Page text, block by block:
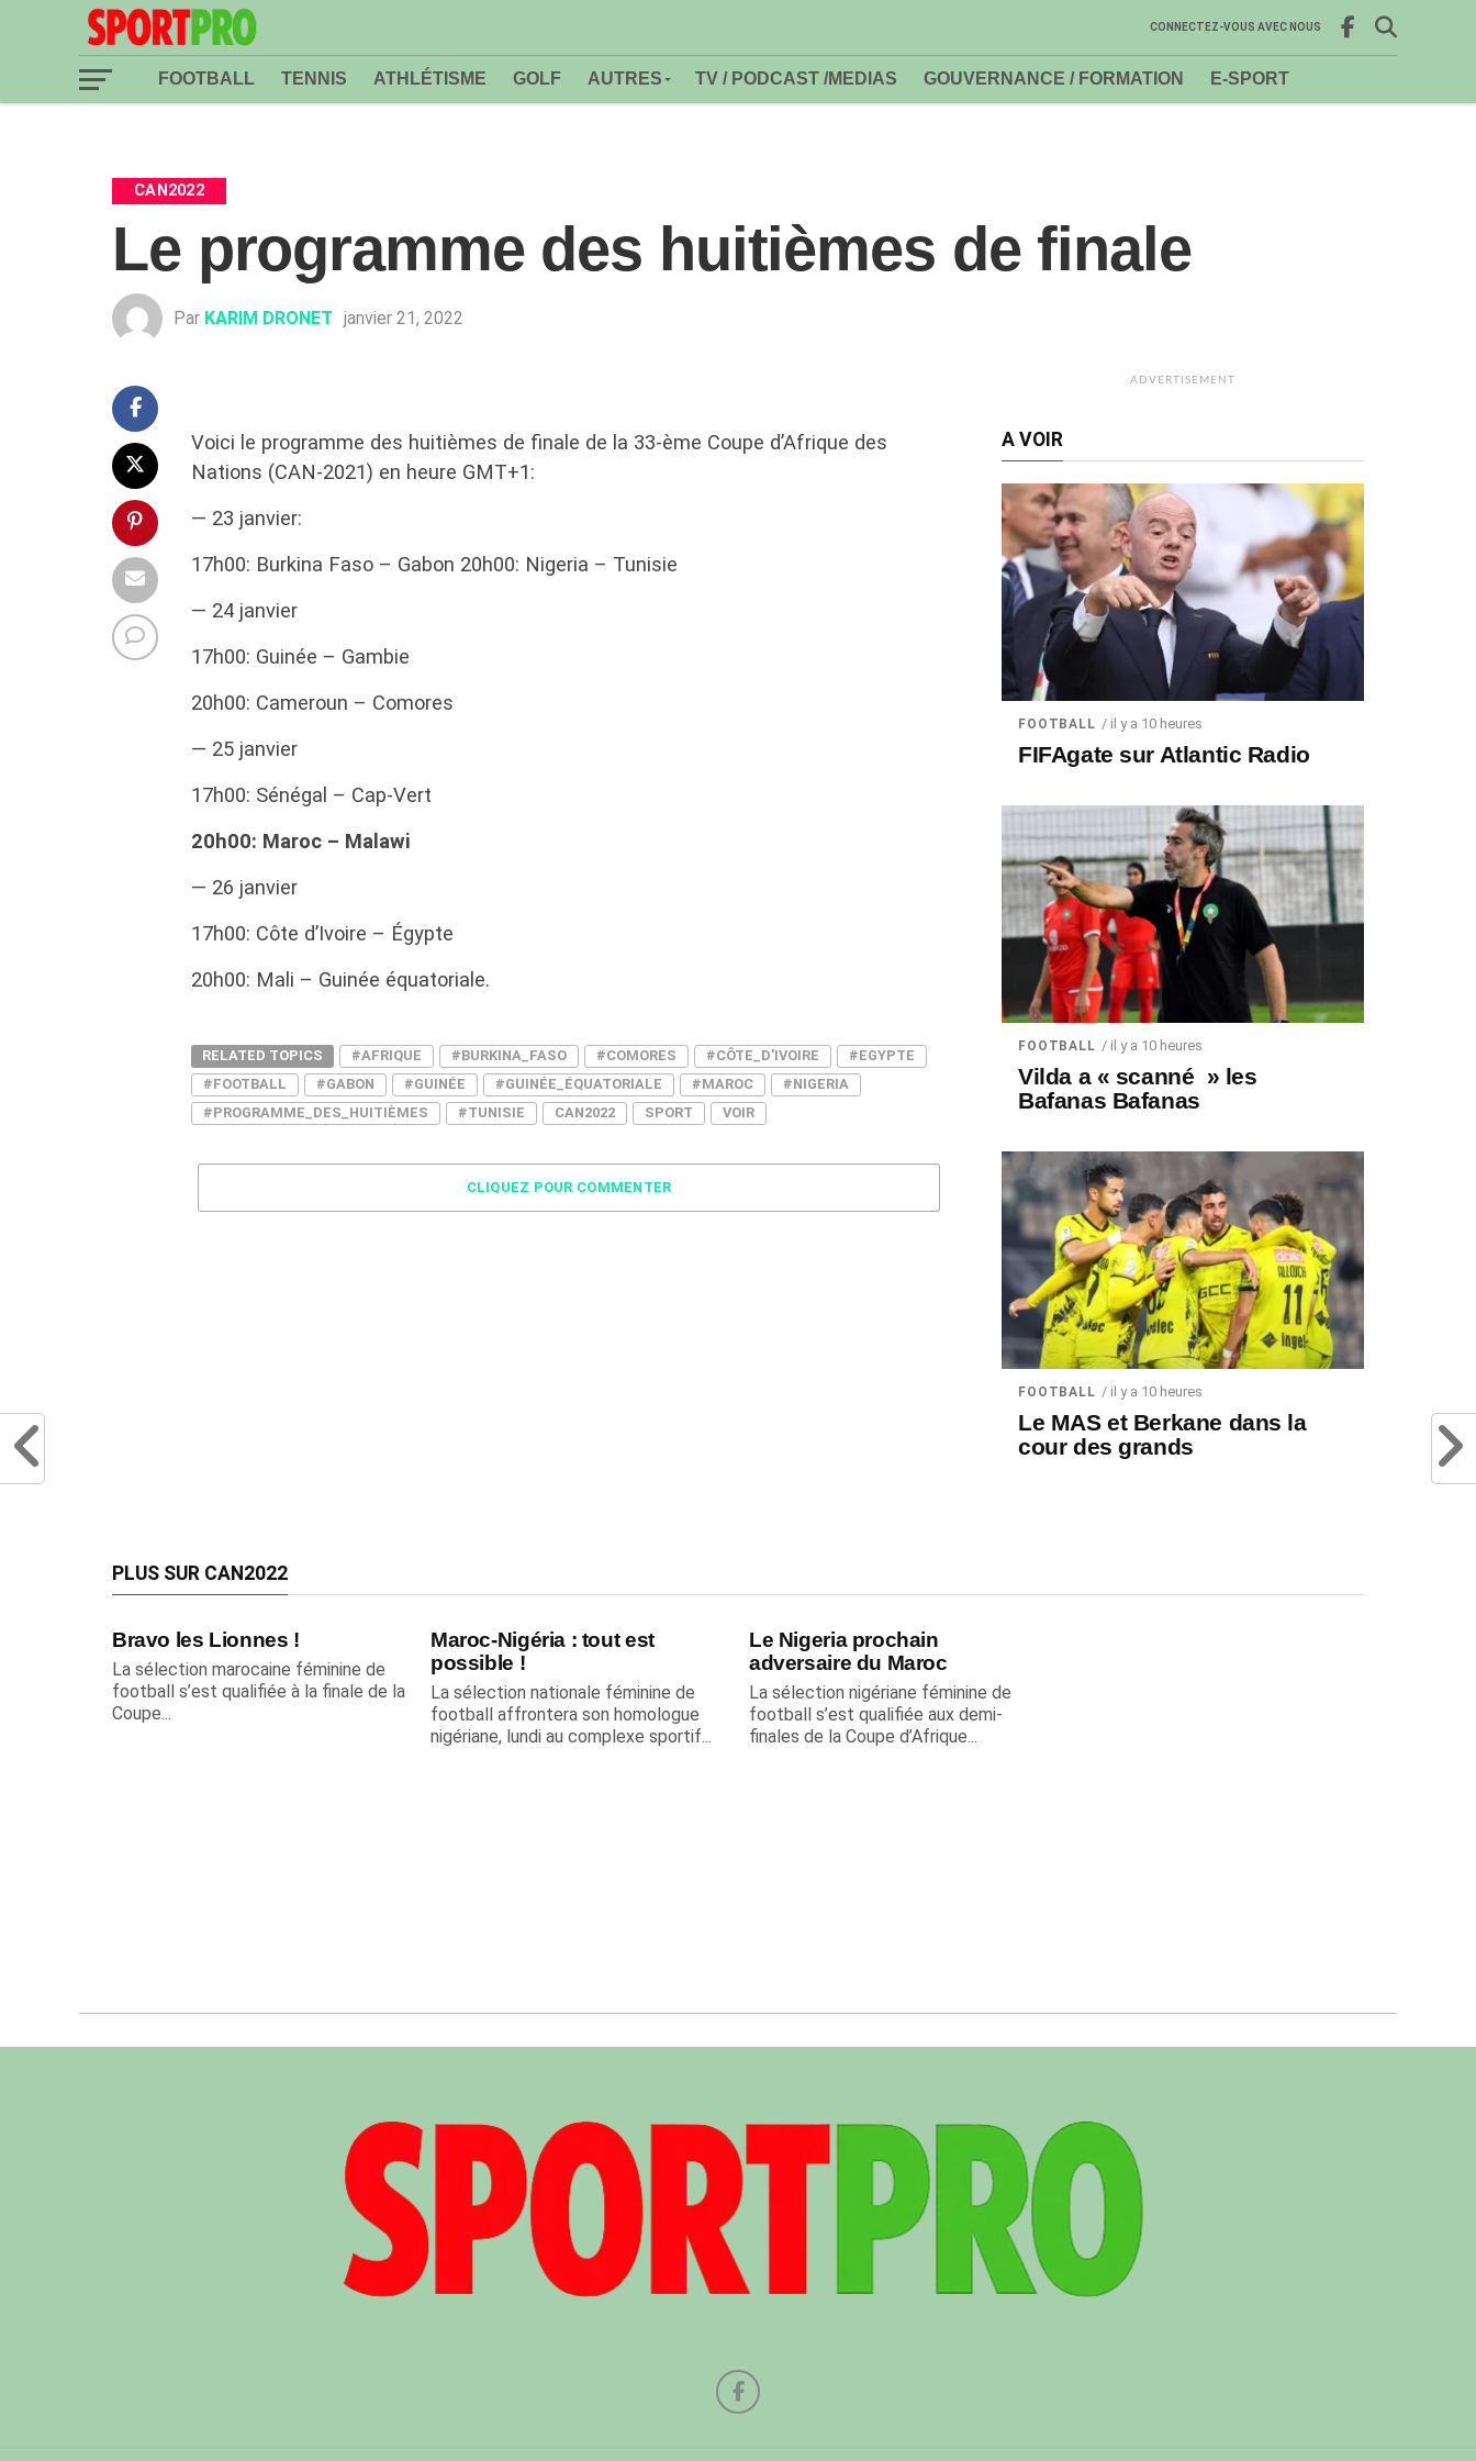
CONNECTEZ-VOUS AVEC NOUS
FOOTBALL TENNIS ATHLÉTISME GOLF AUTRES TV / PODCAST /MEDIAS GOUVERNANCE / FORMATION E-SPORT
CAN2022
Le programme des huitièmes de finale
Par KARIM DRONET janvier 21, 2022
Voici le programme des huitièmes de finale de la 33-ème Coupe d’Afrique des
Nations (CAN-2021) en heure GMT+1:
— 23 janvier:
17h00: Burkina Faso – Gabon 20h00: Nigeria – Tunisie
— 24 janvier
17h00: Guinée – Gambie
20h00: Cameroun – Comores
— 25 janvier
17h00: Sénégal – Cap-Vert
20h00: Maroc – Malawi
— 26 janvier
17h00: Côte d’Ivoire – Égypte
20h00: Mali – Guinée équatoriale.
RELATED TOPICS #AFRIQUE #BURKINA_FASO #COMORES #CÔTE_D'IVOIRE
#EGYPTE
#FOOTBALL
#GABON #GUINÉE #GUINÉE_ÉQUATORIALE #MAROC
#NIGERIA
#PROGRAMME_DES_HUITIÈMES
#TUNISIE CAN2022 SPORT VOIR
CLIQUEZ POUR COMMENTER
ADVERTISEMENT
A VOIR
FOOTBALL / il y a 10 heures
FIFAgate sur Atlantic Radio
FOOTBALL / il y a 10 heures
Vilda a « scanné » les
Bafanas Bafanas
FOOTBALL / il y a 10 heures
Le MAS et Berkane dans la
cour des grands
PLUS SUR CAN2022
Bravo les Lionnes !
La sélection marocaine féminine de
football s’est qualifiée à la finale de la
Coupe...
Maroc-Nigéria : tout est
possible !
La sélection nationale féminine de
football affrontera son homologue
nigériane, lundi au complexe sportif...
Le Nigeria prochain
adversaire du Maroc
La sélection nigériane féminine de
football s’est qualifiée aux demi-
finales de la Coupe d’Afrique...